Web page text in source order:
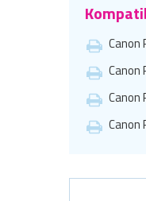
Canon
Canon
Canon
Canon